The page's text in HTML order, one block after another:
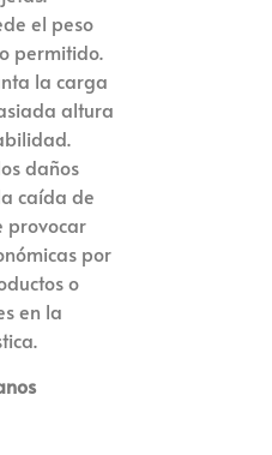
el peso
permitido.
la carga
altura
daños
caída de
provocar
por
o
en la